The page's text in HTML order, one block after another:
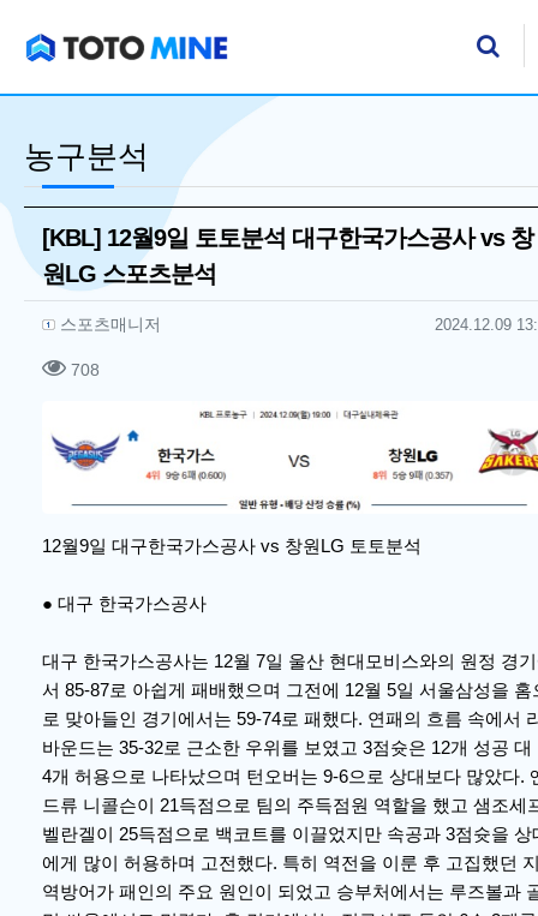
농구분석
[KBL] 12월9일 토토분석 대구한국가스공사 vs 창
원LG 스포츠분석
작성자 정보
스포츠매니저 작성일
2024.12.09
컨텐츠 정보
708
12월9일 대구한국가스공사 vs 창원LG 토토분석
● 대구 한국가스공사
대구 한국가스공사는 12월 7일 울산 현대모비스와의 원정 경
서 85-87로 아쉽게 패배했으며 그전에 12월 5일 서울삼성을 홈
로 맞아들인 경기에서는 59-74로 패했다. 연패의 흐름 속에서
바운드는 35-32로 근소한 우위를 보였고 3점슛은 12개 성공 대
4개 허용으로 나타났으며 턴오버는 9-6으로 상대보다 많았다.
드류 니콜슨이 21득점으로 팀의 주득점원 역할을 했고 샘조세
벨란겔이 25득점으로 백코트를 이끌었지만 속공과 3점슛을 상
에게 많이 허용하며 고전했다. 특히 역전을 이룬 후 고집했던
역방어가 패인의 주요 원인이 되었고 승부처에서는 루즈볼과